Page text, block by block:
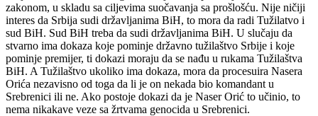
zakonom, u skladu sa ciljevima suočavanja sa prošlošću. Nije ničiji
interes da Srbija sudi državljanima BiH, to mora da radi Tužilatvo i
sud BiH. Sud BiH treba da sudi državljanima BiH. U slučaju da
stvarno ima dokaza koje pominje državno tužilaštvo Srbije i koje
pominje premijer, ti dokazi moraju da se nađu u rukama Tužilaštva
BiH. A Tužilaštvo ukoliko ima dokaza, mora da procesuira Nasera
Orića nezavisno od toga da li je on nekada bio komandant u
Srebrenici ili ne. Ako postoje dokazi da je Naser Orić to učinio, to
nema nikakave veze sa žrtvama genocida u Srebrenici.